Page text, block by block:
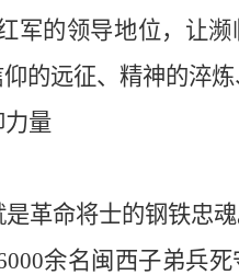
军的领导地位，让
的远征、精神的淬炼
量
革命将士的钢铁忠
余名闽西子弟兵